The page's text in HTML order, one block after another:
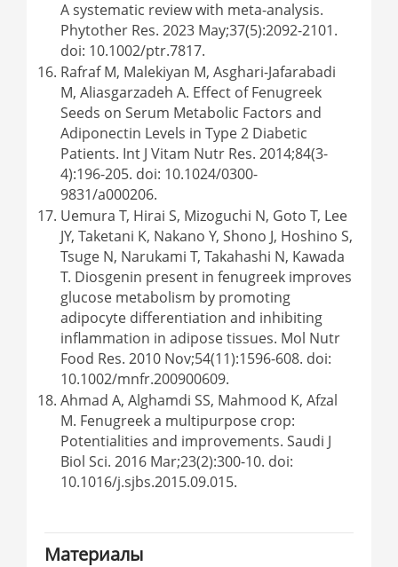
A systematic review with meta-analysis.
Phytother Res. 2023 May;37(5):2092-2101.
doi: 10.1002/ptr.7817.
Rafraf M, Malekiyan M, Asghari-Jafarabadi
M, Aliasgarzadeh A. Effect of Fenugreek
Seeds on Serum Metabolic Factors and
Adiponectin Levels in Type 2 Diabetic
Patients. Int J Vitam Nutr Res. 2014;84(3-
4):196-205. doi: 10.1024/0300-
9831/a000206.
Uemura T, Hirai S, Mizoguchi N, Goto T, Lee
JY, Taketani K, Nakano Y, Shono J, Hoshino S,
Tsuge N, Narukami T, Takahashi N, Kawada
T. Diosgenin present in fenugreek improves
glucose metabolism by promoting
adipocyte differentiation and inhibiting
inflammation in adipose tissues. Mol Nutr
Food Res. 2010 Nov;54(11):1596-608. doi:
10.1002/mnfr.200900609.
Ahmad A, Alghamdi SS, Mahmood K, Afzal
M. Fenugreek a multipurpose crop:
Potentialities and improvements. Saudi J
Biol Sci. 2016 Mar;23(2):300-10. doi:
10.1016/j.sjbs.2015.09.015.
Материалы